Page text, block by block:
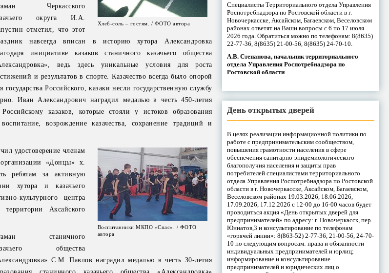
Хлеб-соль – гостям. / ФОТО автора
Черкасского
округа И.А.
отметил, что этот
навсегда вписан в историю хутора Александровка
инициативе казаков станичного казачьего общества
ведь здесь уникальные условия для роста
и результатов в спорте. Казачество всегда было опорой
государства Российского, казаки несли государственную службу
Иван Александрович наградил медалью в честь 450-летия
казаков, которые стояли у истоков образования
возрождение казачества, сохранение традиций и
Воспитанники МКПО «Спас». / ФОТО
автора
удостоверение членам
организации «Донцы» х.
ребятам за активную
хутора и казачьего
культурного центра
Аксайского
станичного
общества
С.М. Павлов наградил медалью в честь 30-летия
Специалисты Территориального отдела Управления
Роспотребнадзора по Ростовской области в г.
Новочеркасске, Аксайском, Багаевском, Веселовском
районах ответят на Ваши вопросы с 6 по 17 июля
2026 года. Обратиться можно по телефонам: 8(8635)
22-77-36, 8(8635) 21-00-56, 8(8635) 24-70-10.
А.В. Степанова, начальник территориального
отдела Управления Роспотребнадзора по
Ростовской области
День открытых дверей
В целях реализации информационной политики по
работе с предпринимательским сообществом,
повышения грамотности населения в сфере
обеспечения санитарно-эпидемиологического
благополучия населения и защиты прав
потребителей специалистами территориального
отдела Управления Роспотребнадзора по Ростовской
области в г. Новочеркасске, Аксайском, Багаевском,
Веселовском районах 19.03.2026, 18.06.2026,
17.09.2026, 17.12.2026 с 12-00 до 16-00 часов будет
проводиться акция «День открытых дверей для
предпринимателей» по адресу: г. Новочеркасск, пер.
Юннатов,3 и консультирование по телефонам
«горячей линии»: 8(863-52) 2-77-36, 21-00-56, 24-70-
10 по следующим вопросам: права и обязанности
индивидуальных предпринимателей и юрлиц;
информирование и консультирование
предпринимателей и юридических лиц о